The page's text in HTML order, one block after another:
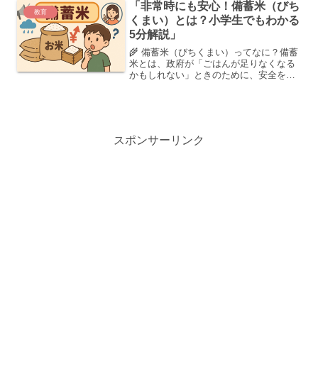
教育
「非常時にも安心！備蓄米（びち
くまい）とは？小学生でもわかる
5分解説」
🌾 備蓄米（びちくまい）ってなに？備蓄
米とは、政府が「ごはんが足りなくなる
かもしれない」ときのために、安全を確
スポンサーリンク